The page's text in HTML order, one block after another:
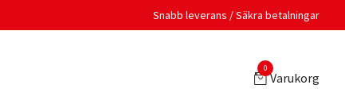
Snabb leverans / Säkra betalningar
0
Varukorg